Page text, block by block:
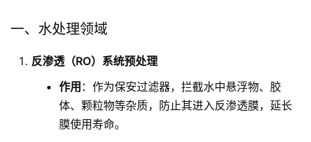
一、水处理领域
反渗透（RO）系统预处理
作用 ：作为保安过滤器，拦截水中悬浮物、胶
体、颗粒物等杂质，防止其进入反渗透膜，延长
膜使用寿命。